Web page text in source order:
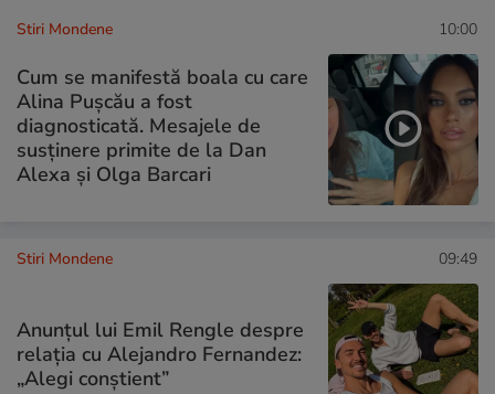
Stiri Mondene 10:00
Cum se manifestă boala cu care
Alina Pușcău a fost
diagnosticată. Mesajele de
susținere primite de la Dan
Alexa și Olga Barcari
Stiri Mondene 09:49
Anunțul lui Emil Rengle despre
relația cu Alejandro Fernandez:
„Alegi conștient”